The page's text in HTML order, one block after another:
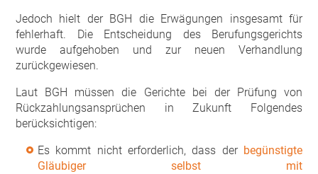
Jedoch hielt der BGH die Erwägungen insgesamt für
fehlerhaft. Die Entscheidung des Berufungsgerichts
wurde aufgehoben und zur neuen Verhandlung
zurückgewiesen.
Laut BGH müssen die Gerichte bei der Prüfung von
Rückzahlungsansprüchen in Zukunft Folgendes
berücksichtigen:
Es kommt nicht erforderlich, dass der begünstigte
Gläubiger selbst mit